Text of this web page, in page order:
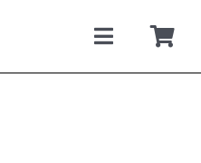
Toggle